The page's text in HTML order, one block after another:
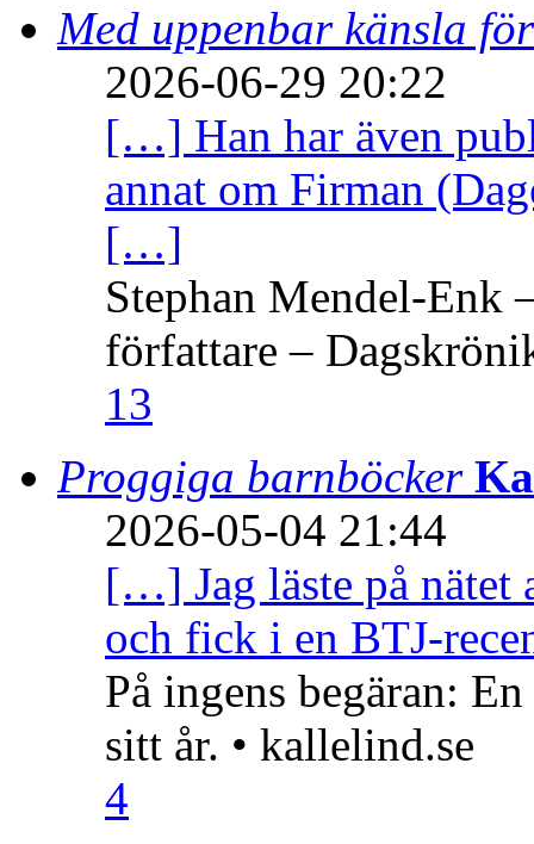
Med uppenbar känsla
2026-06-29 20:22
[…] Han har även
annat om Firman
[…]
Stephan Mendel-Enk
författare –
13
Proggiga barnböcker
2026-05-04 21:44
[…] Jag läste på nätet
och fick i en BTJ-
På ingens begäran:
sitt år. • kallelind.se
4